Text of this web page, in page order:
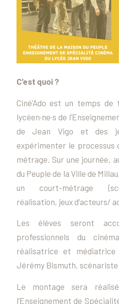
C’est quoi ?
Ciné’Ado est un temps
lycéen·ne·s de
de Jean Vigo et des
expérimenter le processus
métrage. Sur une journée,
du Peuple de la Ville de
un court-métrage
réalisation, jeux d’acteurs/
Les élèves seront
professionnels du
réalisatrice et médiatrice
Jérémy Bismuth,
Le montage sera
l’Enseignement de